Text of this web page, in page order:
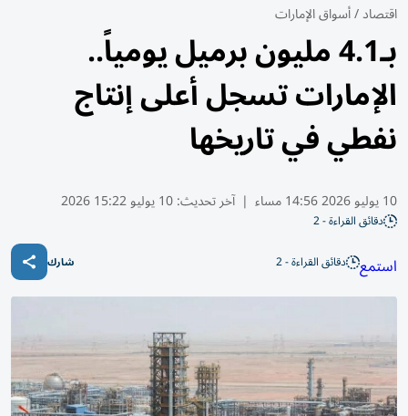
اقتصاد/أسواق الإمارات
بـ4.1 مليون برميل يومياً..
الإمارات تسجل أعلى إنتاج
نفطي في تاريخها
10 يوليو 2026 14:56 مساء | آخر تحديث:10 يوليو 15:22 2026
دقائق القراءة - 2
استمع دقائق القراءة - 2 شارك